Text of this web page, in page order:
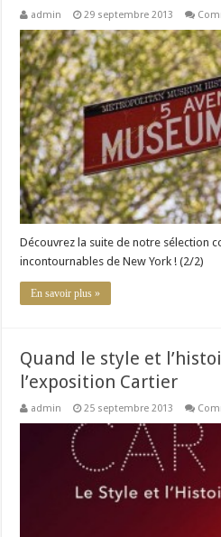
admin 29 septembre 2013
Découvrez la suite de notre sélection
incontournables de New York ! (2/2)
En savoir plus »
Quand le style et
l’exposition Cartier
admin 25 septembre 2013